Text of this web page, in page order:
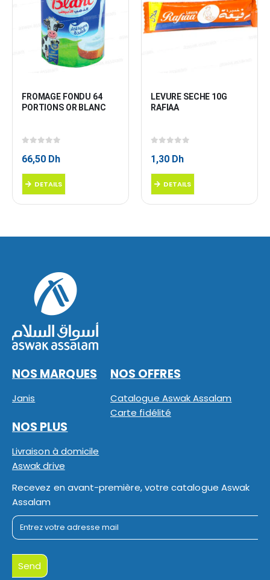
FROMAGE FONDU 64
PORTIONS OR BLANC
66,50 Dh
DETAILS
LEVURE SECHE 10G
RAFIAA
1,30 Dh
DETAILS
NOS MARQUES
Janis
NOS OFFRES
Catalogue Aswak Assalam
Carte fidélité
NOS PLUS
Livraison à domicile
Aswak drive
Recevez en avant-première, votre catalogue Aswak
Assalam